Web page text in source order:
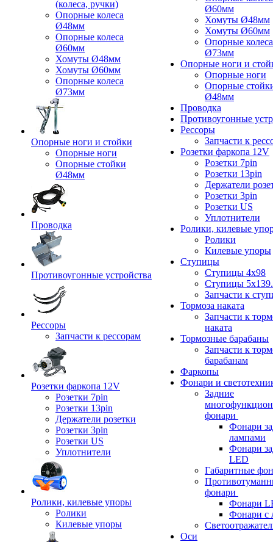
(колеса, ручки)
Опорные колеса
Ø48мм
Опорные колеса
Ø60мм
Хомуты Ø48мм
Хомуты Ø60мм
Опорные колеса
Ø73мм
Опорные ноги и стойки
Опорные ноги
Опорные стойки
Ø48мм
Проводка
Противоугонные устройства
Рессоры
Запчасти к рессорам
Розетки фаркопа 12V
Розетки 7pin
Розетки 13pin
Держатели розетки
Розетки 3pin
Розетки US
Уплотнители
Ролики, килевые упоры
Ролики
Килевые упоры
Ø60мм
Хомуты Ø48мм
Хомуты Ø60мм
Опорные колеса
Ø73мм
Опорные ноги и
Опорные ноги
Опорные
Ø48мм
Проводка
Противоугонные
Рессоры
Запчасти к
Розетки фаркопа 12V
Розетки 7pin
Розетки 13pin
Держатели
Розетки 3pin
Розетки US
Уплотнители
Ролики, килевые
Ролики
Килевые упоры
Ступицы
Ступицы 4x98
Ступицы
Запчасти к
Тормоза наката
Запчасти к
наката
Тормозные барабаны
Запчасти к
барабанам
Фаркопы
Фонари и
Задние
фонари
Фонари
лампами
Фонари
LED
Габаритные
фонари
Фонари
Фонари с
Оси